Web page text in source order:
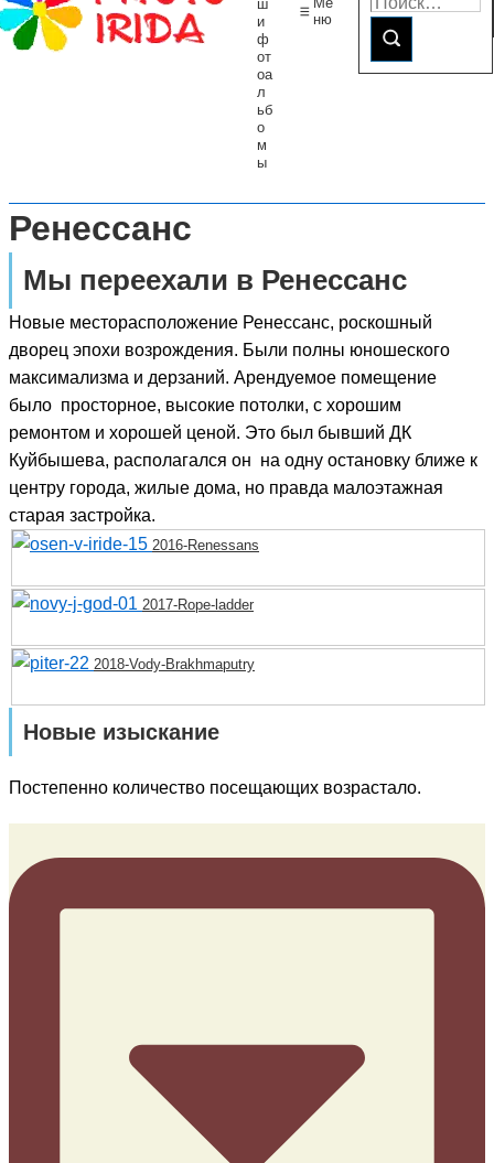
ш
и
ф
от
оа
л
ьб
о
м
ы
ню
Ренессанс
Мы переехали в Ренессанс
Новые месторасположение Ренессанс, роскошный
дворец эпохи возрождения. Были полны юношеского
максимализма и дерзаний. Арендуемое помещение
было просторное, высокие потолки, с хорошим
ремонтом и хорошей ценой. Это был бывший ДК
Куйбышева, располагался он на одну остановку ближе к
центру города, жилые дома, но правда малоэтажная
старая застройка.
2016-Renessans
2017-Rope-ladder
2018-Vody-Brakhmaputry
Новые изыскание
Постепенно количество посещающих возрастало.